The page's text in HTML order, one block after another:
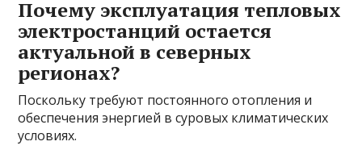
Почему эксплуатация тепловых
электростанций остается
актуальной в северных
регионах?
Поскольку требуют постоянного отопления и
обеспечения энергией в суровых климатических
условиях.